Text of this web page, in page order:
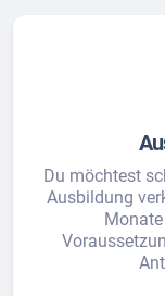
Du möchtest
Ausbildung